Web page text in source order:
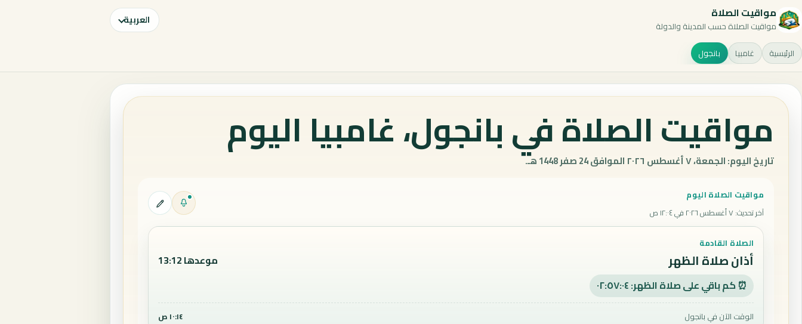
مواقيت الصلاة
مواقيت الصلاة حسب المدينة والدولة العربية
الرئيسية غامبيا بانجول
مواقيت الصلاة في بانجول، غامبيا اليوم
تاريخ اليوم: الجمعة، ٧ أغسطس ٢٠٢٦ الموافق 24 صفر 1448 هـ.
مواقيت الصلاة اليوم
آخر تحديث:٧ أغسطس ٢٠٢٦ في ١٢:٠٤ ص
الصلاة القادمة
أذان صلاة الظهر موعدها 13:12
⏰ كم باقي على صلاة الظهر: ٠٢:٥٧:٠٣
الوقت الآن في بانجول ١٠:١٤ ص